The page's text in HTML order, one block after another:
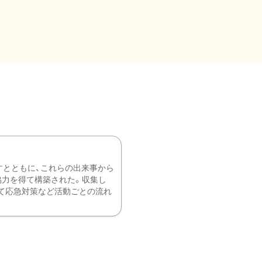
ともに、これらの出来事から
を得て構築された。収集し
応急対策など活動ごとの流れ